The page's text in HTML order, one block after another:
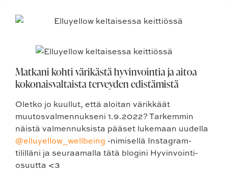
Matkani kohti värikästä hyvinvointia ja aitoa
kokonaisvaltaista terveyden edistämistä
Oletko jo kuullut, että aloitan värikkäät
muutosvalmennukseni 1.9.2022? Tarkemmin
näistä valmennuksista pääset lukemaan uudella
@elluyellow_wellbeing -nimisellä Instagram-
tililläni ja seuraamalla tätä blogini Hyvinvointi-
osuutta <3